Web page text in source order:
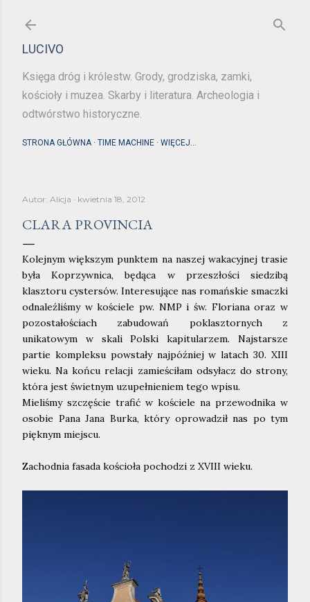
LUCIVO
Księga dróg i królestw. Grody, grodziska, zamki,
kościoły i muzea. Skarby i literatura. Archeologia i
odtwórstwo historyczne.
STRONA GŁÓWNA TIME MACHINE WIĘCEJ…
Autor: Alicja kwietnia 18, 2012
CLARA PROVINCIA
Kolejnym większym punktem na naszej wakacyjnej trasie
była Koprzywnica, będąca w przeszłości siedzibą
klasztoru cystersów. Interesujące nas romańskie smaczki
odnaleźliśmy w kościele pw. NMP i św. Floriana oraz w
pozostałościach zabudowań poklasztornych z
unikatowym w skali Polski kapitularzem. Najstarsze
partie kompleksu powstały najpóźniej w latach 30. XIII
wieku. Na końcu relacji zamieściłam odsyłacz do strony,
która jest świetnym uzupełnieniem tego wpisu.
Mieliśmy szczęście trafić w kościele na przewodnika w
osobie Pana Jana Burka, który oprowadził nas po tym
pięknym miejscu.
Zachodnia fasada kościoła pochodzi z XVIII wieku.